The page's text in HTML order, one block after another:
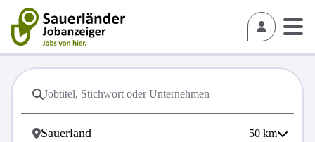
50 km